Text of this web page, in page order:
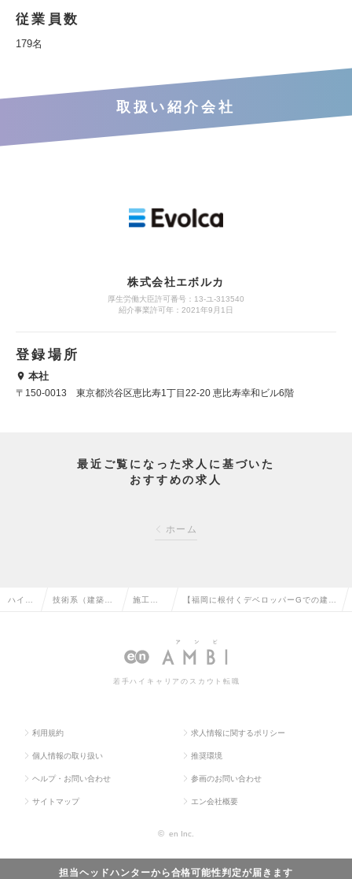
従業員数
179名
取扱い紹介会社
株式会社エボルカ
厚生労働大臣許可番号：13‐ユ‐313540
紹介事業許可年：2021年9月1日
登録場所
本社
〒150-0013 東京都渋谷区恵比寿1丁目22-20 恵比寿幸和ビル6階
最近ご覧になった求人に基づいた
おすすめの求人
ホーム
担当ヘッドハンターから合格可能性判定が届きます
ハイク 技術系（建築・ 施工管
築）の
【福岡に根付くデベロッパーGでの建築
上場G／福利厚生充実の求人情報
若手ハイキャリアのスカウト転職
利用規約 求人情報に関するポリシー
個人情報の取り扱い 推奨環境
ヘルプ・お問い合わせ 参画のお問い合わせ
サイトマップ エン会社概要
© en Inc.